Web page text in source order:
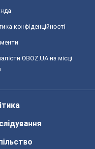
конфіденційності
OBOZ.UA на місці